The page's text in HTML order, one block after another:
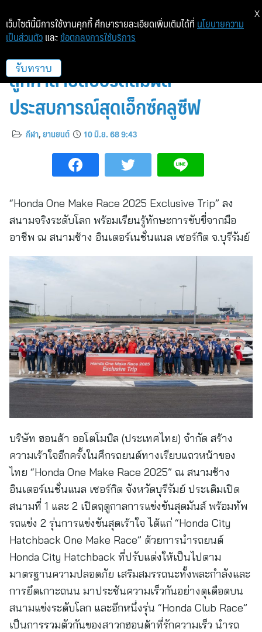
ฮอนด้าปลุกความมันส์ ! นำทัพ
ลูกค้าสายสปอร์ตสัมผัส
ประสบการณ์สุดเอ็กซ์คลูซีฟ
กีฬา,ยานยนต์ 10 มิ.ย. 68 9:43
“Honda One Make Race 2025 Exclusive Trip” ลง
สนามจริงระดับโลก พร้อมเรียนรู้ทักษะการขับขี่จากมือ
อาชีพ ณ สนามช้าง อินเตอร์เนชั่นแนล เซอร์กิต จ.บุรีรัมย์
บริษัท ฮอนด้า ออโตโมบิล (ประเทศไทย) จำกัด สร้าง
ความเร้าใจอีกครั้งในศึกรถยนต์ทางเรียบแถวหน้าของ
ไทย “Honda One Make Race 2025” ณ สนามช้าง
อินเตอร์เนชั่นแนล เซอร์กิต จังหวัดบุรีรัมย์ ประเดิมเปิด
สนามที่ 1 และ 2 เปิดฤดูกาลการแข่งขันสุดมันส์ พร้อมทัพ
รถแข่ง 2 รุ่นการแข่งขันสุดเร้าใจ ได้แก่ “Honda City
Hatchback One Make Race” ด้วยการนำรถยนต์
Honda City Hatchback ที่ปรับแต่งให้เป็นไปตาม
มาตรฐานความปลอดภัย เสริมสมรรถนะทั้งพละกำลังและ
การยึดเกาะถนน มาประชันความเร็วกันอย่างดุเดือดบน
สนามแข่งระดับโลก และอีกหนึ่งรุ่น “Honda Club Race”
เป็นการรวมตัวกันของสาวกฮอนด้าที่รักความเร็ว นำรถ
เว็บไซต์นี้มีการใช้งานคุกกี้ ศึกษารายละเอียดเพิ่มเติมได้ที่ นโยบายความ
เป็นส่วนตัว และ ข้อตกลงการใช้บริการ
รับทราบ
X